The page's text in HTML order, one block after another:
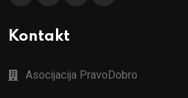
Kontakt
Asocijacija PravoDobro